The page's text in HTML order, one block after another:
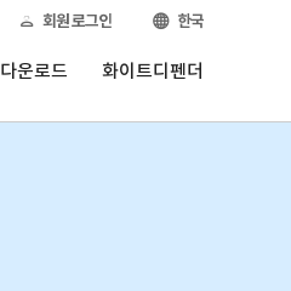
회원 로그인 한국
다운로드 화이트디펜더